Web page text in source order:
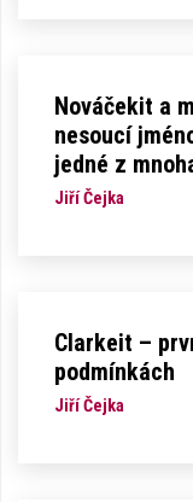
Nováčekit a
nesoucí
jedné z
Jiří Čejka
Clarkeit –
podmínkách
Jiří Čejka